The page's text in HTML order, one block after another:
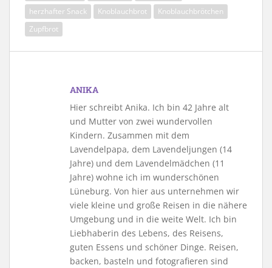
herzhafter Snack
Knoblauchbrot
Knoblauchbrötchen
Zupfbrot
ANIKA
Hier schreibt Anika. Ich bin 42 Jahre alt
und Mutter von zwei wundervollen
Kindern. Zusammen mit dem
Lavendelpapa, dem Lavendeljungen (14
Jahre) und dem Lavendelmädchen (11
Jahre) wohne ich im wunderschönen
Lüneburg. Von hier aus unternehmen wir
viele kleine und große Reisen in die nähere
Umgebung und in die weite Welt. Ich bin
Liebhaberin des Lebens, des Reisens,
guten Essens und schöner Dinge. Reisen,
backen, basteln und fotografieren sind